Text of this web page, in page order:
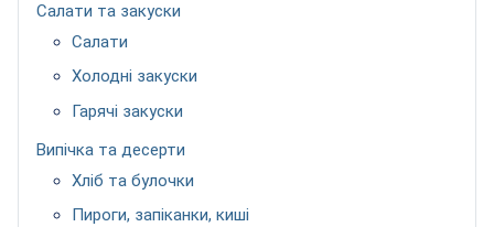
Салати та закуски
Салати
Холодні закуски
Гарячі закуски
Випічка та десерти
Хліб та булочки
Пироги, запіканки, киші